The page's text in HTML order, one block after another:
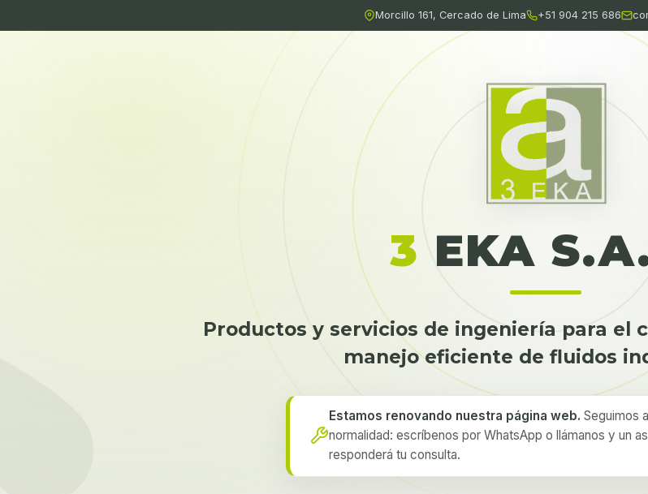
Morcillo 161, Cercado de Lima +51 904 215 686
3 EKA
Productos y servicios de ingeniería para el
manejo eficiente de fluidos
Estamos renovando nuestra página web. Seguimos
normalidad: escríbenos por WhatsApp o llámanos y un
responderá tu consulta.